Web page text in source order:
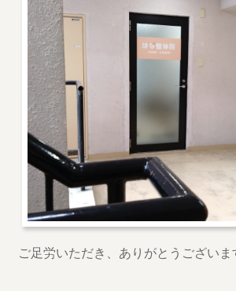
ご足労いただき、ありがとうございま